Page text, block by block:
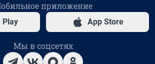
приложение
Play App Store
Мы в соцсетях